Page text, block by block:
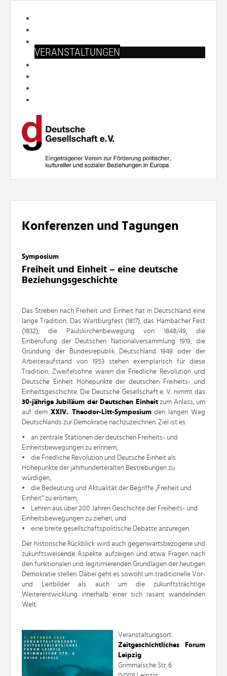
VERANSTALTUNGEN
PUBLIKATIONEN
Konferenzen und Tagungen
Symposium
Freiheit und Einheit – eine deutsche
Beziehungsgeschichte
Das Streben nach Freiheit und Einheit hat in Deutschland eine
lange Tradition. Das Wartburgfest (1817), das Hambacher Fest
(1832), die Paulskirchenbewegung von 1848/49, die
Einberufung der Deutschen Nationalversammlung 1919, die
Gründung der Bundesrepublik Deutschland 1949 oder der
Arbeiteraufstand von 1953 stehen exemplarisch für diese
Tradition. Zweifelsohne waren die Friedliche Revolution und
Deutsche Einheit Höhepunkte der deutschen Freiheits- und
Einheitsgeschichte. Die Deutsche Gesellschaft e. V. nimmt das
30-jährige Jubiläum der Deutschen Einheitzum Anlass, um
auf dem XXIV. Theodor-Litt-Symposiumden langen Weg
Deutschlands zur Demokratie nachzuzeichnen. Ziel ist es
• an zentrale Stationen der deutschen Freiheits- und
Einheitsbewegungen zu erinnern,
• die Friedliche Revolution und Deutsche Einheit als
Höhepunkte der jahrhunderteralten Bestrebungen zu
würdigen,
• die Bedeutung und Aktualität der Begriffe „Freiheit und
Einheit“ zu erörtern,
• Lehren aus über 200 Jahren Geschichte der Freiheits- und
Einheitsbewegungen zu ziehen, und
• eine breite gesellschaftspolitische Debatte anzuregen.
Der historische Rückblick wird auch gegenwartsbezogene und
zukunftsweisende Aspekte aufzeigen und etwa Fragen nach
den funktionalen und legitimierenden Grundlagen der heutigen
Demokratie stellen. Dabei geht es sowohl um traditionelle Vor-
und Leitbilder als auch um die zukunftsträchtige
Weiterentwicklung innerhalb einer sich rasant wandelnden
Welt.
Veranstaltungsort:
Zeitgeschichtliches Forum
Leipzig
Grimmaische Str. 6